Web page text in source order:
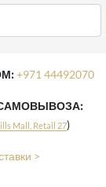
+971 44492070
Mall, Retail 27)
>